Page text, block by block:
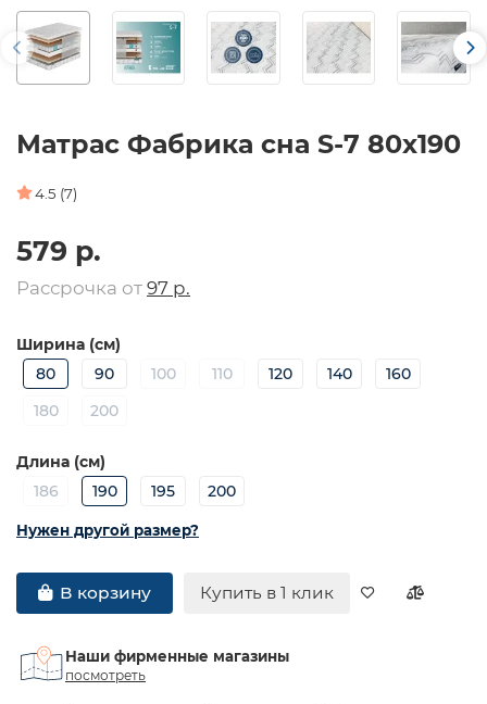
Матрас Фабрика сна S-7 80х190
4.5 (7)
579 р.
Рассрочка от 97 р.
Ширина (см)
80
90 100 110 120 140
160
180
200
Длина (см)
186
190 195 200
Нужен другой размер?
В корзину Купить в 1 клик
Наши фирменные магазины
посмотреть